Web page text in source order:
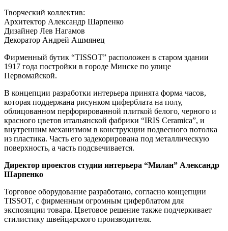
Творческий коллектив:
Архитектор Александр Шарпенко
Дизайнер Лев Нагамов
Декоратор Андрей Ашмянец
Фирменный бутик “TISSOT” расположен в старом здании
1917 года постройки в городе Минске по улице
Первомайской.
В концепции разработки интерьера принята форма часов,
которая поддержана рисунком циферблата на полу,
облицованном перфорированной плиткой белого, черного и
красного цветов итальянской фабрики “IRIS Ceramica”, и
внутренним механизмом в конструкции подвесного потолка
из пластика. Часть его задекорирована под металлическую
поверхность, а часть подсвечивается.
Директор проектов студии интерьера “Милан” Александр
Шарпенко
Торговое оборудование разработано, согласно концепции
TISSOT, с фирменным огромным циферблатом для
экспозиции товара. Цветовое решение также подчеркивает
стилистику швейцарского производителя.